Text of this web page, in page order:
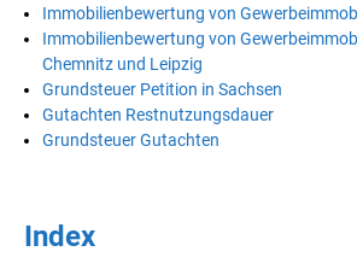
Immobilienbewertung von
Immobilienbewertung von
Chemnitz und Leipzig
Grundsteuer Petition in Sachsen
Gutachten Restnutzungsdauer
Grundsteuer Gutachten
Index